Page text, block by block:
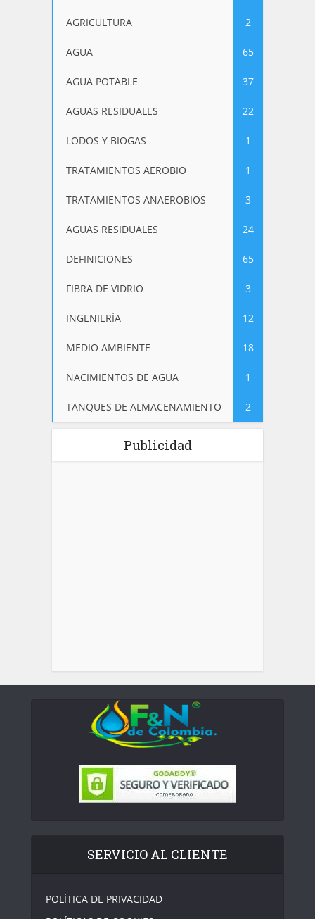
AGRICULTURA 2
AGUA 65
AGUA POTABLE 37
AGUAS RESIDUALES 22
LODOS Y BIOGAS 1
TRATAMIENTOS AEROBIO 1
TRATAMIENTOS ANAEROBIOS 3
AGUAS RESIDUALES 24
DEFINICIONES 65
FIBRA DE VIDRIO 3
INGENIERÍA 12
MEDIO AMBIENTE 18
NACIMIENTOS DE AGUA 1
TANQUES DE ALMACENAMIENTO 2
Publicidad
SERVICIO AL CLIENTE
POLÍTICA DE PRIVACIDAD